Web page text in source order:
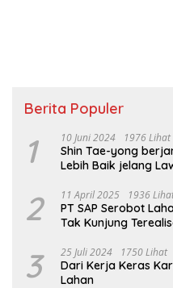
Berita Populer
1 10 Juni 2024 1976 Lihat
Shin Tae-yong
Lebih Baik jelang
2 11 April 2025 1936
PT SAP Serobot
Tak Kunjung
3 25 Juli 2024 1750 Lihat
Dari Kerja Keras
Lahan